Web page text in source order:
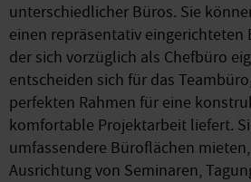
unterschiedlicher Büros. Sie
einen repräsentativ eingerichteten
der sich vorzüglich als Chefbüro
entscheiden sich für das
perfekten Rahmen für eine
komfortable Projektarbeit liefert.
umfassendere Büroflächen
Ausrichtung von Seminaren,